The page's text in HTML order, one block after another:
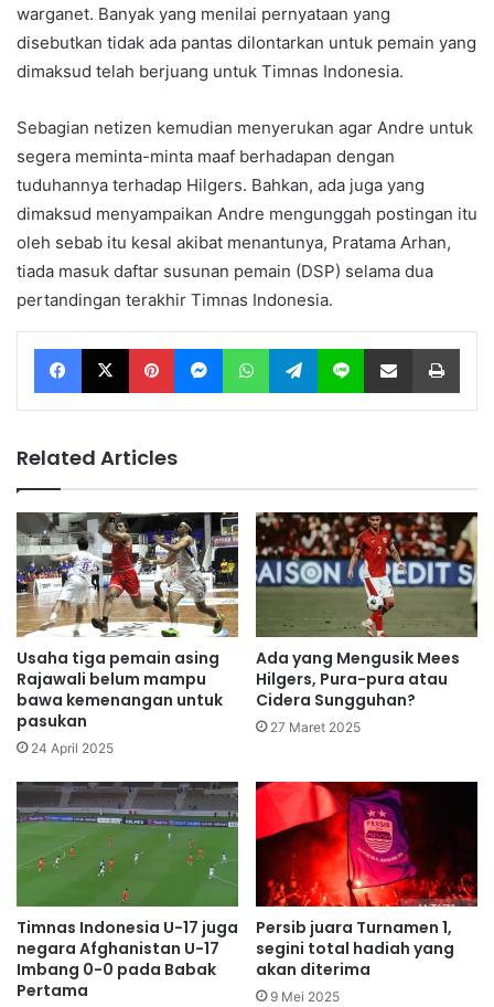
warganet. Banyak yang menilai pernyataan yang
disebutkan tidak ada pantas dilontarkan untuk pemain yang
dimaksud telah berjuang untuk Timnas Indonesia.
Sebagian netizen kemudian menyerukan agar Andre untuk
segera meminta-minta maaf berhadapan dengan
tuduhannya terhadap Hilgers. Bahkan, ada juga yang
dimaksud menyampaikan Andre mengunggah postingan itu
oleh sebab itu kesal akibat menantunya, Pratama Arhan,
tiada masuk daftar susunan pemain (DSP) selama dua
pertandingan terakhir Timnas Indonesia.
Facebook X Pinterest Messenger WhatsApp Telegram Line Share via Email
Related Articles
Usaha tiga pemain asing
Rajawali belum mampu
bawa kemenangan untuk
pasukan
24 April 2025
Ada yang Mengusik Mees
Hilgers, Pura-pura atau
Cidera Sungguhan?
27 Maret 2025
Timnas Indonesia U-17 juga
negara Afghanistan U-17
Imbang 0-0 pada Babak
Pertama
Persib juara Turnamen 1,
segini total hadiah yang
akan diterima
9 Mei 2025